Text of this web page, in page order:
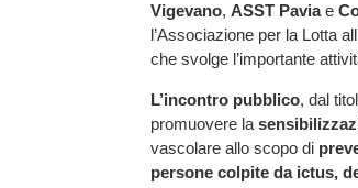
Vigevano, ASST Paviae
l’Associazione per la Lotta
che svolge l’importante
L’incontro pubblico, dal
promuovere la
vascolare allo scopo di
persone colpite da ictus,